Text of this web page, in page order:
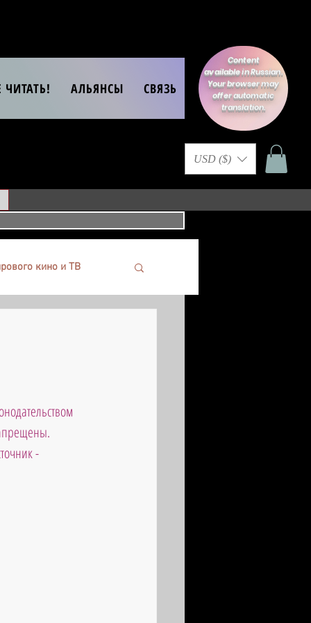
ЧИТАТЬ! АЛЬЯНСЫ СВЯЗЬ
Content
available in Russian.
Your browser may
offer automatic
translation.
USD ($)
кино и ТВ
-